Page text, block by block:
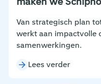
Van strategisch plan
werkt aan impactvolle
samenwerkingen.
Lees verder